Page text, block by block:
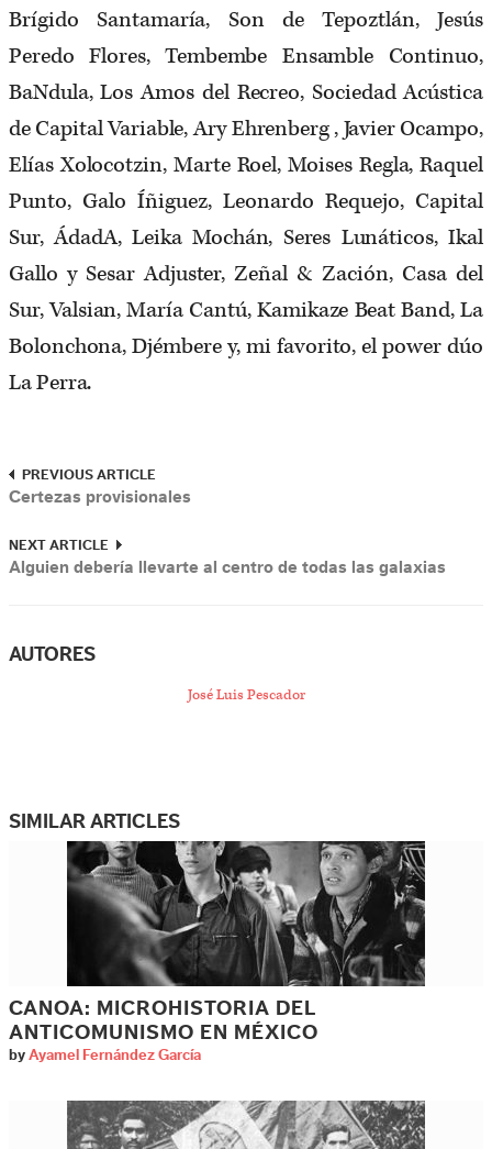
Brígido Santamaría, Son de Tepoztlán, Jesús
Peredo Flores, Tembembe Ensamble Continuo,
BaNdula, Los Amos del Recreo, Sociedad Acústica
de Capital Variable, Ary Ehrenberg , Javier Ocampo,
Elías Xolocotzin, Marte Roel, Moises Regla, Raquel
Punto, Galo Íñiguez, Leonardo Requejo, Capital
Sur, ÁdadA, Leika Mochán, Seres Lunáticos, Ikal
Gallo y Sesar Adjuster, Zeñal & Zación, Casa del
Sur, Valsian, María Cantú, Kamikaze Beat Band, La
Bolonchona, Djémbere y, mi favorito, el power dúo
La Perra.
PREVIOUS ARTICLE
Certezas provisionales
NEXT ARTICLE
Alguien debería llevarte al centro de todas las galaxias
AUTORES
José Luis Pescador
SIMILAR ARTICLES
CANOA: MICROHISTORIA DEL
ANTICOMUNISMO EN MÉXICO
by Ayamel Fernández García